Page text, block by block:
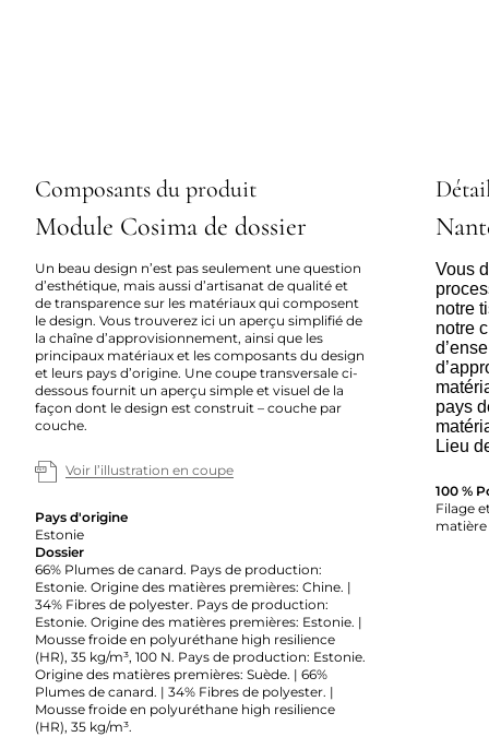
Composants du produit
Module Cosima de dossier
Un beau design n’est pas seulement une question
d’esthétique, mais aussi d’artisanat de qualité et
de transparence sur les matériaux qui composent
le design. Vous trouverez ici un aperçu simplifié de
la chaîne d’approvisionnement, ainsi que les
principaux matériaux et les composants du design
et leurs pays d’origine. Une coupe transversale ci-
dessous fournit un aperçu simple et visuel de la
façon dont le design est construit – couche par
couche.
Voir l’illustration en coupe
Pays d'origine
Estonie
Dossier
66% Plumes de canard. Pays de production:
Estonie. Origine des matières premières: Chine. |
34% Fibres de polyester. Pays de production:
Estonie. Origine des matières premières: Estonie. |
Mousse froide en polyuréthane high resilience
(HR), 35 kg/m³, 100 N. Pays de production: Estonie.
Origine des matières premières: Suède. | 66%
Plumes de canard. | 34% Fibres de polyester. |
Mousse froide en polyuréthane high resilience
(HR), 35 kg/m³.
Vous
notre
notre
pays
Lieu
100 %
Filage
matière